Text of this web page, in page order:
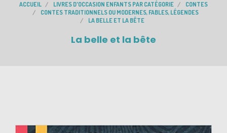
ACCUEIL LIVRES D'OCCASION ENFANTS PAR CATÉGORIE
CONTES
CONTES TRADITIONNELS OU MODERNES, FABLES, LÉGENDES
LA BELLE ET LA BÊTE
La belle et la bête